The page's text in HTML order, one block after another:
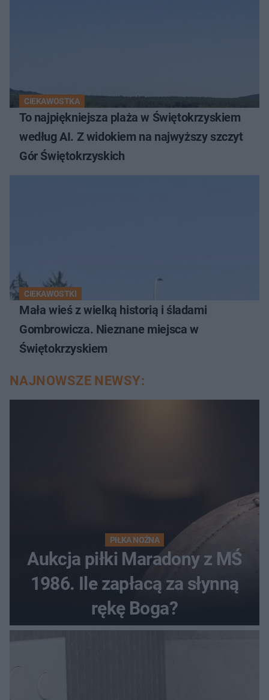
CIEKAWOSTKA
To najpiękniejsza plaża w Świętokrzyskiem
według AI. Z widokiem na najwyższy szczyt
Gór Świętokrzyskich
CIEKAWOSTKI
Mała wieś z wielką historią i śladami
Gombrowicza. Nieznane miejsca w
Świętokrzyskiem
NAJNOWSZE NEWSY:
PIŁKA NOŻNA
Aukcja piłki Maradony z MŚ
1986. Ile zapłacą za słynną
rękę Boga?